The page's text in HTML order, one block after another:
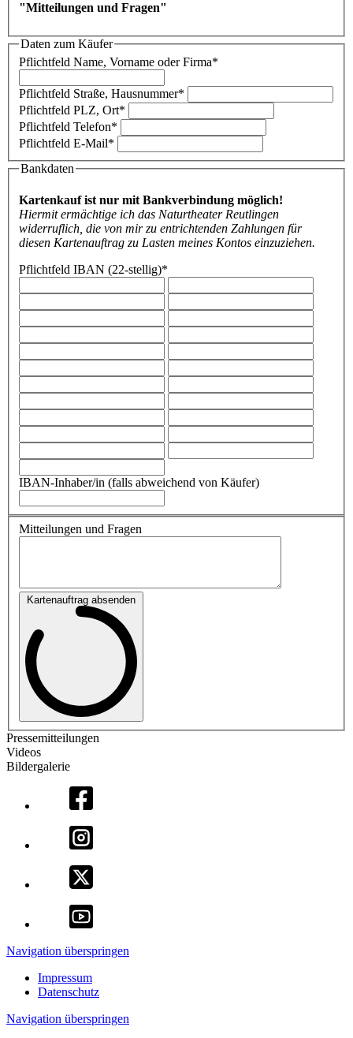
"Mitteilungen und Fragen"
Daten zum Käufer
Pflichtfeld Name, Vorname oder Firma*
Pflichtfeld Straße, Hausnummer*
Pflichtfeld PLZ, Ort*
Pflichtfeld Telefon*
Pflichtfeld E-Mail*
Bankdaten
Kartenkauf ist nur mit Bankverbindung möglich!
Hiermit ermächtige ich das Naturtheater Reutlingen
widerruflich, die von mir zu entrichtenden Zahlungen für
diesen Kartenauftrag zu Lasten meines Kontos einzuziehen.
Pflichtfeld IBAN (22-stellig)*
IBAN-Inhaber/in (falls abweichend von Käufer)
Mitteilungen und Fragen
Kartenauftrag absenden
Pressemitteilungen
Videos
Bildergalerie
Navigation überspringen
Impressum
Datenschutz
Navigation überspringen